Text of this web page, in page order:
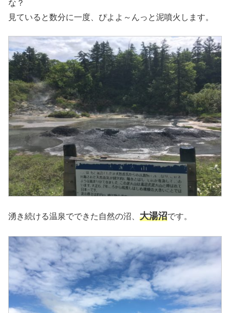
な？
見ていると数分に一度、ぴよよ～んっと泥噴火します。
湧き続ける温泉でできた自然の沼、 大湯沼です。